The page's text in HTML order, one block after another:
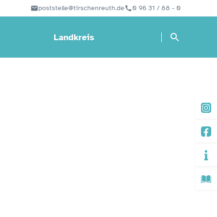
poststelle@tirschenreuth.de 0 96 31 / 88 - 0
Landkreis